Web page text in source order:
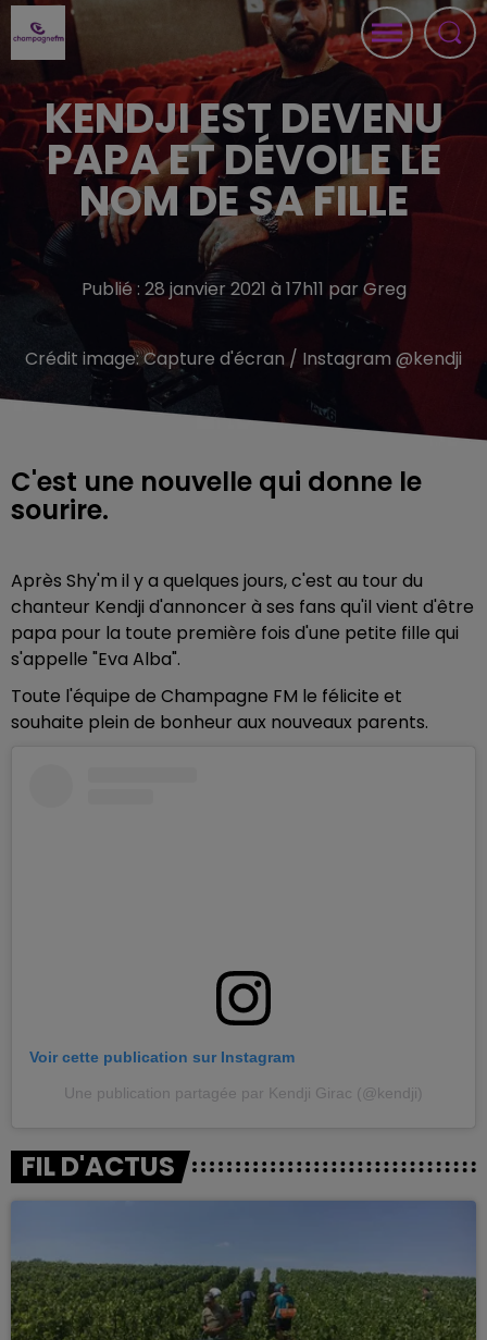
KENDJI EST DEVENU
PAPA ET DÉVOILE LE
NOM DE SA FILLE
Publié : 28 janvier 2021 à 17h11 par Greg
Crédit image:Capture d'écran / Instagram @kendji
C'est une nouvelle qui donne le
sourire.
Après Shy'm il y a quelques jours, c'est au tour du
chanteur Kendji d'annoncer à ses fans qu'il vient d'être
papa pour la toute première fois d'une petite fille qui
s'appelle "Eva Alba".
Toute l'équipe de Champagne FM le félicite et
souhaite plein de bonheur aux nouveaux parents.
Voir cette publication sur Instagram
Une publication partagée par Kendji Girac (@kendji)
FIL D'ACTUS